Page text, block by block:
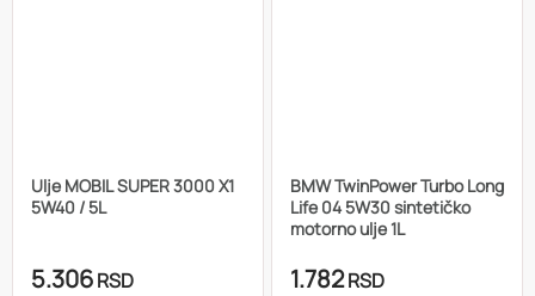
Ulje MOBIL SUPER 3000 X1
5W40 / 5L
5.306RSD
BMW TwinPower Turbo Long
Life 04 5W30 sintetičko
motorno ulje 1L
1.782RSD